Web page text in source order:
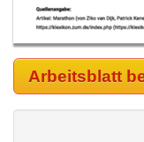
Arbeitsblatt